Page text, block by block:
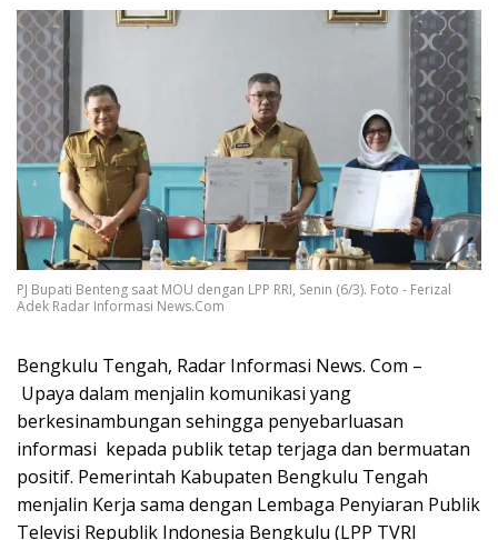
PJ Bupati Benteng saat MOU dengan LPP RRI, Senin (6/3). Foto - Ferizal
Adek Radar Informasi News.Com
Bengkulu Tengah, Radar Informasi News. Com –
Upaya dalam menjalin komunikasi yang
berkesinambungan sehingga penyebarluasan
informasi kepada publik tetap terjaga dan bermuatan
positif. Pemerintah Kabupaten Bengkulu Tengah
menjalin Kerja sama dengan Lembaga Penyiaran Publik
Televisi Republik Indonesia Bengkulu (LPP TVRI